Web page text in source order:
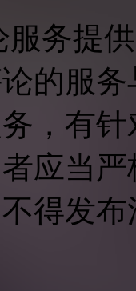
务提
的服
，有
应当
得发